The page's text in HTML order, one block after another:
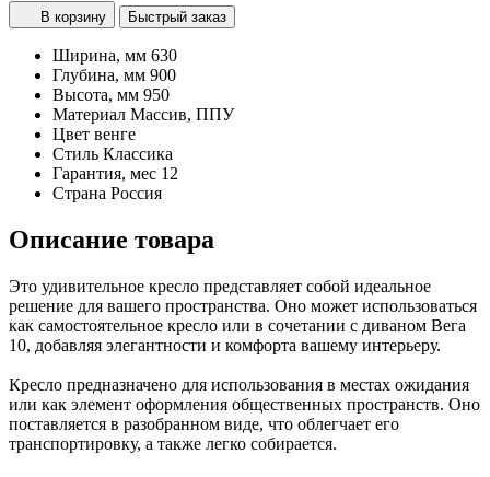
В корзину Быстрый заказ
Ширина, мм 630
Глубина, мм 900
Высота, мм 950
Материал Массив, ППУ
Цвет венге
Стиль Классика
Гарантия, мес 12
Страна Россия
Описание товара
Это удивительное кресло представляет собой идеальное
решение для вашего пространства. Оно может использоваться
как самостоятельное кресло или в сочетании с диваном Вега
10, добавляя элегантности и комфорта вашему интерьеру.
Кресло предназначено для использования в местах ожидания
или как элемент оформления общественных пространств. Оно
поставляется в разобранном виде, что облегчает его
транспортировку, а также легко собирается.